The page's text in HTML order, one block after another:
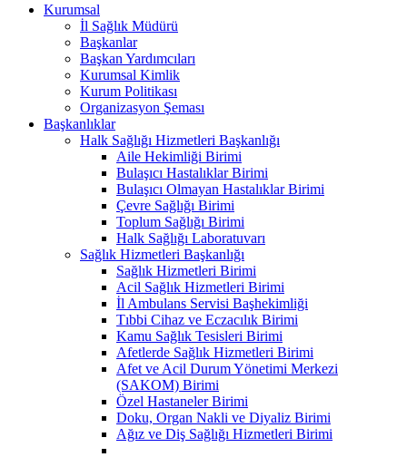
Kurumsal
İl Sağlık Müdürü
Başkanlar
Başkan Yardımcıları
Kurumsal Kimlik
Kurum Politikası
Organizasyon Şeması
Başkanlıklar
Halk Sağlığı Hizmetleri Başkanlığı
Aile Hekimliği Birimi
Bulaşıcı Hastalıklar Birimi
Bulaşıcı Olmayan Hastalıklar Birimi
Çevre Sağlığı Birimi
Toplum Sağlığı Birimi
Halk Sağlığı Laboratuvarı
Sağlık Hizmetleri Başkanlığı
Sağlık Hizmetleri Birimi
Acil Sağlık Hizmetleri Birimi
İl Ambulans Servisi Başhekimliği
Tıbbi Cihaz ve Eczacılık Birimi
Kamu Sağlık Tesisleri Birimi
Afetlerde Sağlık Hizmetleri Birimi
Afet ve Acil Durum Yönetimi Merkezi
(SAKOM) Birimi
Özel Hastaneler Birimi
Doku, Organ Nakli ve Diyaliz Birimi
Ağız ve Diş Sağlığı Hizmetleri Birimi